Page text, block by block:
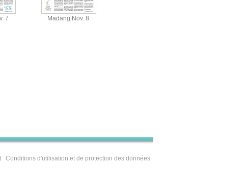
7 Madang Nov. 8
Conditions d'utilisation et de protection des données